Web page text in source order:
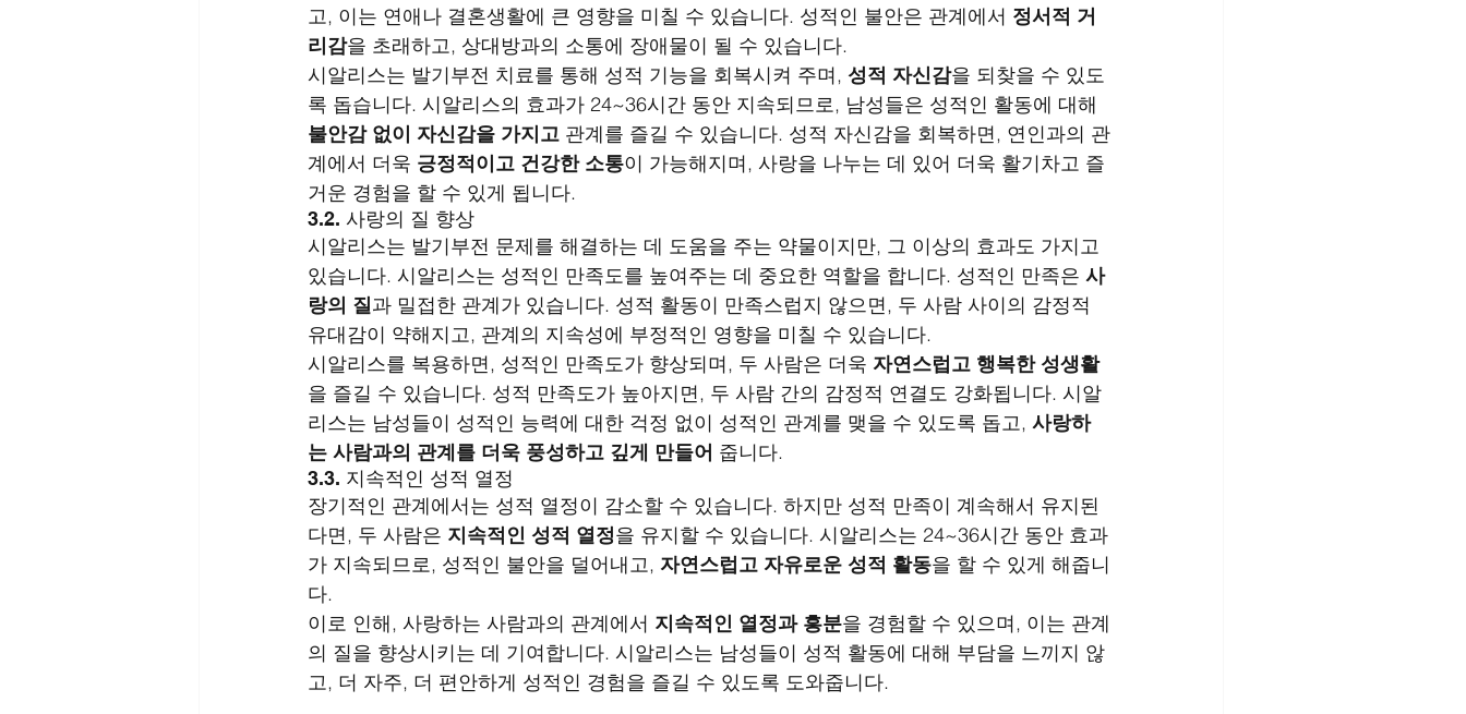
고, 이는 연애나 결혼생활에 큰 영향을 미칠 수 있습니다. 성적인 불안은 관계에서 정서적 거
리감을 초래하고, 상대방과의 소통에 장애물이 될 수 있습니다.
시알리스는 발기부전 치료를 통해 성적 기능을 회복시켜 주며, 성적 자신감을 되찾을 수 있도
록 돕습니다. 시알리스의 효과가 24~36시간 동안 지속되므로, 남성들은 성적인 활동에 대해
불안감 없이 자신감을 가지고 관계를 즐길 수 있습니다. 성적 자신감을 회복하면, 연인과의 관
계에서 더욱 긍정적이고 건강한 소통이 가능해지며, 사랑을 나누는 데 있어 더욱 활기차고 즐
거운 경험을 할 수 있게 됩니다.
3.2. 사랑의 질 향상
시알리스는 발기부전 문제를 해결하는 데 도움을 주는 약물이지만, 그 이상의 효과도 가지고
있습니다. 시알리스는 성적인 만족도를 높여주는 데 중요한 역할을 합니다. 성적인 만족은 사
랑의 질과 밀접한 관계가 있습니다. 성적 활동이 만족스럽지 않으면, 두 사람 사이의 감정적
유대감이 약해지고, 관계의 지속성에 부정적인 영향을 미칠 수 있습니다.
시알리스를 복용하면, 성적인 만족도가 향상되며, 두 사람은 더욱 자연스럽고 행복한 성생활
을 즐길 수 있습니다. 성적 만족도가 높아지면, 두 사람 간의 감정적 연결도 강화됩니다. 시알
리스는 남성들이 성적인 능력에 대한 걱정 없이 성적인 관계를 맺을 수 있도록 돕고, 사랑하
는 사람과의 관계를 더욱 풍성하고 깊게 만들어 줍니다.
3.3. 지속적인 성적 열정
장기적인 관계에서는 성적 열정이 감소할 수 있습니다. 하지만 성적 만족이 계속해서 유지된
다면, 두 사람은 지속적인 성적 열정을 유지할 수 있습니다. 시알리스는 24~36시간 동안 효과
가 지속되므로, 성적인 불안을 덜어내고, 자연스럽고 자유로운 성적 활동을 할 수 있게 해줍니
다.
이로 인해, 사랑하는 사람과의 관계에서 지속적인 열정과 흥분을 경험할 수 있으며, 이는 관계
의 질을 향상시키는 데 기여합니다. 시알리스는 남성들이 성적 활동에 대해 부담을 느끼지 않
고, 더 자주, 더 편안하게 성적인 경험을 즐길 수 있도록 도와줍니다.